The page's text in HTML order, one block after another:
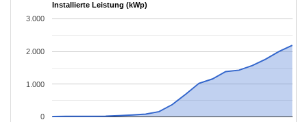
Installierte Leistung (kWp)
0
1.000
2.000
3.000